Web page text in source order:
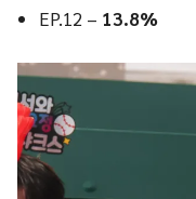
EP.12 – 13.8%